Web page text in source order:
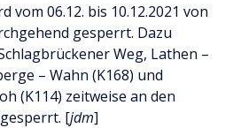
vom 06.12. bis 10.12.2021 von
gesperrt. Dazu
Weg, Lathen –
– Wahn (K168) und
(K114) zeitweise an den
[jdm]